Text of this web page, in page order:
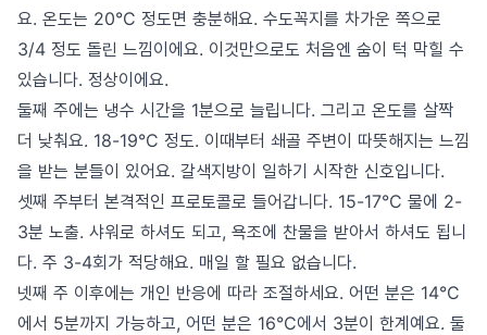
요. 온도는 20°C 정도면 충분해요. 수도꼭지를 차가운 쪽으로
3/4 정도 돌린 느낌이에요. 이것만으로도 처음엔 숨이 턱 막힐 수
있습니다. 정상이에요.
둘째 주에는 냉수 시간을 1분으로 늘립니다. 그리고 온도를 살짝
더 낮춰요. 18-19°C 정도. 이때부터 쇄골 주변이 따뜻해지는 느낌
을 받는 분들이 있어요. 갈색지방이 일하기 시작한 신호입니다.
셋째 주부터 본격적인 프로토콜로 들어갑니다. 15-17°C 물에 2-
3분 노출. 샤워로 하셔도 되고, 욕조에 찬물을 받아서 하셔도 됩니
다. 주 3-4회가 적당해요. 매일 할 필요 없습니다.
넷째 주 이후에는 개인 반응에 따라 조절하세요. 어떤 분은 14°C
에서 5분까지 가능하고, 어떤 분은 16°C에서 3분이 한계예요. 둘